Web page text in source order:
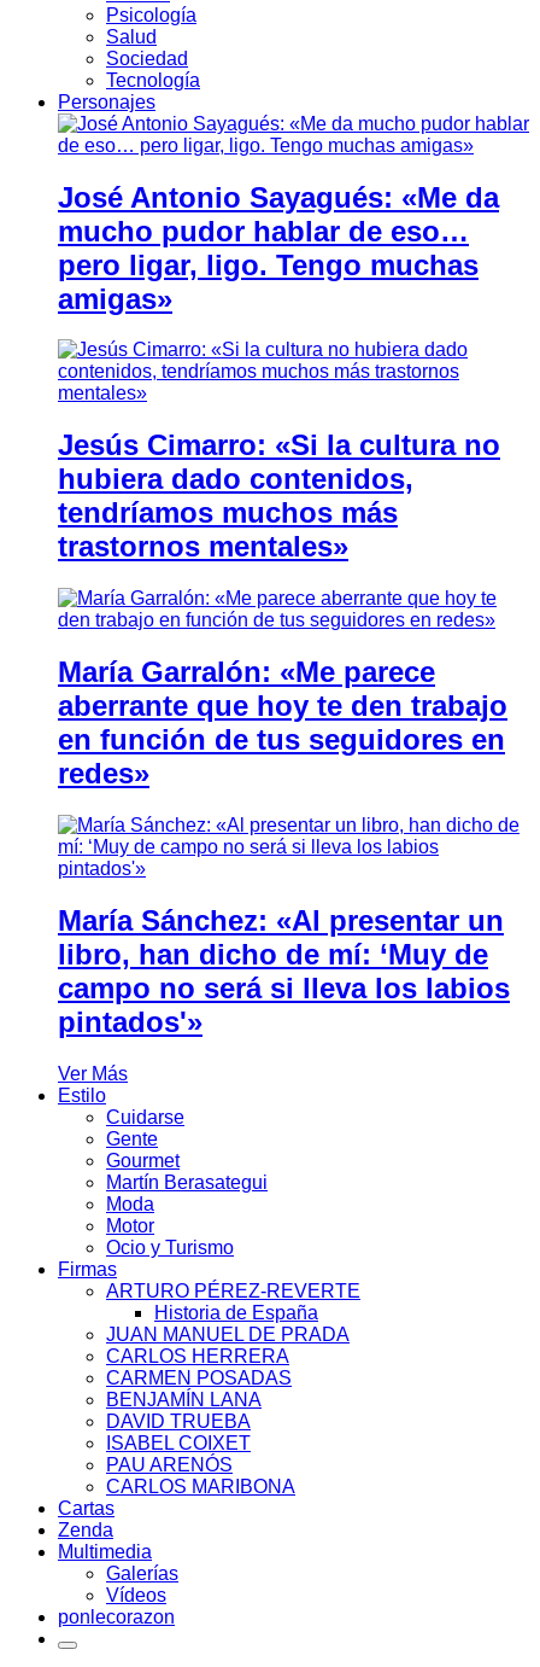
Psicología
Salud
Sociedad
Tecnología
Personajes
José Antonio Sayagués: «Me da
mucho pudor hablar de eso…
pero ligar, ligo. Tengo muchas
amigas»
Jesús Cimarro: «Si la cultura no
hubiera dado contenidos,
tendríamos muchos más
trastornos mentales»
María Garralón: «Me parece
aberrante que hoy te den trabajo
en función de tus seguidores en
redes»
María Sánchez: «Al presentar un
libro, han dicho de mí: ‘Muy de
campo no será si lleva los labios
pintados'»
Ver Más
Estilo
Cuidarse
Gente
Gourmet
Martín Berasategui
Moda
Motor
Ocio y Turismo
Firmas
ARTURO PÉREZ-REVERTE
Historia de España
JUAN MANUEL DE PRADA
CARLOS HERRERA
CARMEN POSADAS
BENJAMÍN LANA
DAVID TRUEBA
ISABEL COIXET
PAU ARENÓS
CARLOS MARIBONA
Cartas
Zenda
Multimedia
Galerías
Vídeos
ponlecorazon